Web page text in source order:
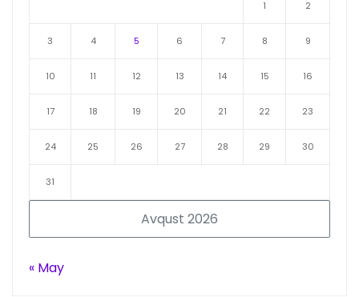
Avqust 2026
1 2
3 4 5 6 7 8 9
10 11 12 13 14 15 16
17 18 19 20 21 22 23
24 25 26 27 28 29 30
31
« May